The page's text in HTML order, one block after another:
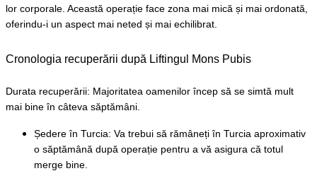
lor corporale. Această operație face zona mai mică și mai ordonată,
oferindu-i un aspect mai neted și mai echilibrat.
Cronologia recuperării după Liftingul Mons Pubis
Durata recuperării: Majoritatea oamenilor încep să se simtă mult
mai bine în câteva săptămâni.
Ședere în Turcia: Va trebui să rămâneți în Turcia aproximativ
o săptămână după operație pentru a vă asigura că totul
merge bine.